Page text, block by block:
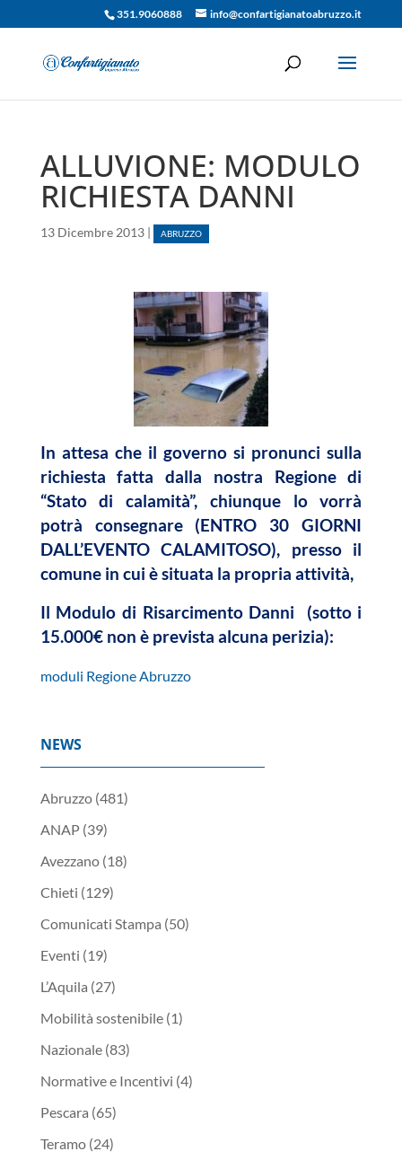
351.9060888 info@confartigianatoabruzzo.it
ALLUVIONE: MODULO
RICHIESTA DANNI
13 Dicembre 2013| ABRUZZO
In attesa che il governo si pronunci sulla
richiesta fatta dalla nostra Regione di
“Stato di calamità”, chiunque lo vorrà
potrà consegnare (ENTRO 30 GIORNI
DALL’EVENTO CALAMITOSO), presso il
comune in cui è situata la propria attività,
Il Modulo di Risarcimento Danni (sotto i
15.000€ non è prevista alcuna perizia):
moduli Regione Abruzzo
NEWS
Abruzzo(481)
ANAP(39)
Avezzano(18)
Chieti (129)
Comunicati Stampa (50)
Eventi (19)
L’Aquila (27)
Mobilità sostenibile(1)
Nazionale(83)
Normative e Incentivi (4)
Pescara (65)
Teramo(24)